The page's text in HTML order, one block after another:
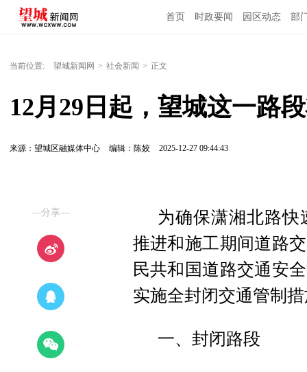
首页 时政要闻 园区动态 部
当前位置: 望城新闻网 > 社会新闻 > 正文
12月29日起，望城这一路
来源：望城区融媒体中心 编辑：陈姣 2025-12-27 09:44:43
—分享—
为确保潇湘北路
推进和施工期间道路
民共和国道路交通安
实施全封闭交通管制
一、封闭路段